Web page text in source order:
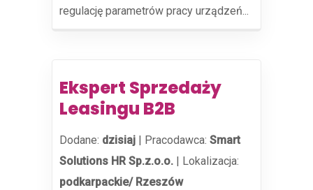
regulację parametrów pracy urządzeń...
Ekspert Sprzedaży
Leasingu B2B
Dodane: dzisiaj | Pracodawca: Smart
Solutions HR Sp.z.o.o. | Lokalizacja:
podkarpackie/ Rzeszów